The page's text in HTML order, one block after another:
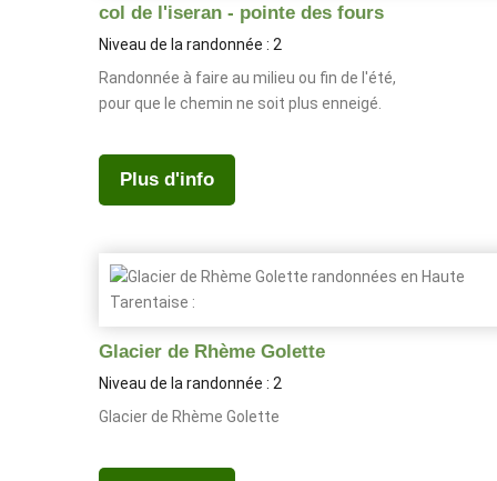
col de l'iseran - pointe des fours
Niveau de la randonnée : 2
Randonnée à faire au milieu ou fin de l'été,
pour que le chemin ne soit plus enneigé.
Plus d'info
Glacier de Rhème Golette
Niveau de la randonnée : 2
Glacier de Rhème Golette